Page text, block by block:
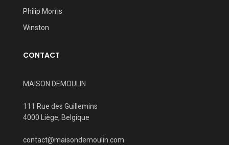
Philip Morris
Winston
CONTACT
MAISON DEMOULIN
111 Rue des Guillemins
4000 Liège, Belgique
contact@maisondemoulin.com